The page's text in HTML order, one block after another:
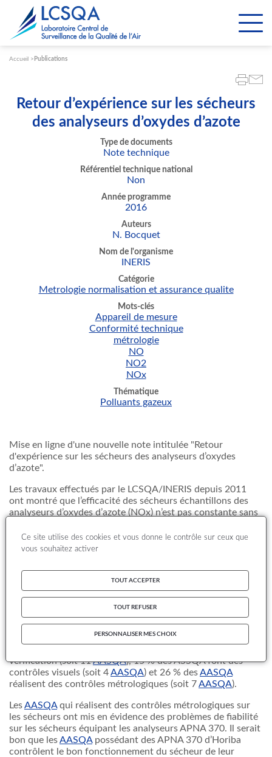
Accueil Publications
Retour d’expérience sur les sécheurs
des analyseurs d’oxydes d’azote
Type de documents
Note technique
Référentiel technique national
Non
Année programme
2016
Auteurs
N. Bocquet
Nom de l'organisme
INERIS
Catégorie
Metrologie normalisation et assurance qualite
Mots-clés
Appareil de mesure
Conformité technique
métrologie
NO
NO2
NOx
Thématique
Polluants gazeux
Mise en ligne d'une nouvelle note intitulée "Retour
d'expérience sur les sécheurs des analyseurs d’oxydes
d’azote".
Les travaux effectués par le LCSQA/INERIS depuis 2011
ont montré que l’efficacité des sécheurs échantillons des
analyseurs d’oxydes d’azote (NOx) n’est pas constante sans
procèdent au contrôle de ces sécheurs ont, elles aussi, mis
en évidence des problèmes d’efficacité. En effet, l’humidité
mesurés par chimiluminescence. Le but de cette note est de
présenter le résultat d’un travail d’inventaire des pratiques
desAASQAconcernant la vérification des sécheurs, d’en
faire un bilan au niveau national et de proposer une
pratique commune.
Suite à cette enquête, à laquelle 80% des
vérification (soit 11AASQA), 15 % des ASSQA font des
contrôles visuels (soit 4AASQA) et 26 % desAASQA
réalisent des contrôles métrologiques (soit 7AASQA).
LesAASQAqui réalisent des contrôles métrologiques sur
les sécheurs ont mis en évidence des problèmes de fiabilité
sur les sécheurs équipant les analyseurs APNA 370. Il serait
bon que lesAASQApossédant des APNA 370 d’Horiba
contrôlent le bon fonctionnement du sécheur de leur
Paramétrer les cookies
Ce site utilise des cookies et vous donne le contrôle sur ceux que
vous souhaitez activer
TOUT ACCEPTER
TOUT REFUSER
PERSONNALISER MES CHOIX